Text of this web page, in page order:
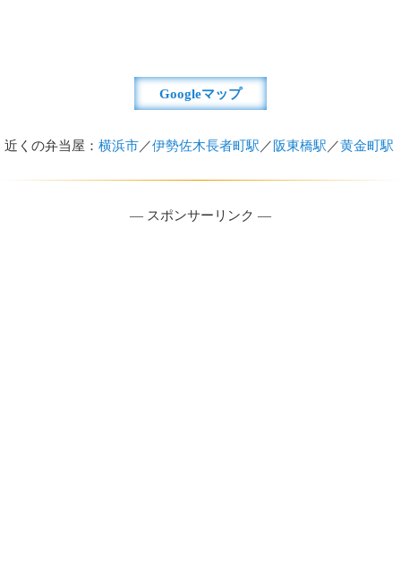
Googleマップ
近くの弁当屋： 横浜市／伊勢佐木長者町駅 ／阪東橋駅 ／黄金町駅
― スポンサーリンク ―